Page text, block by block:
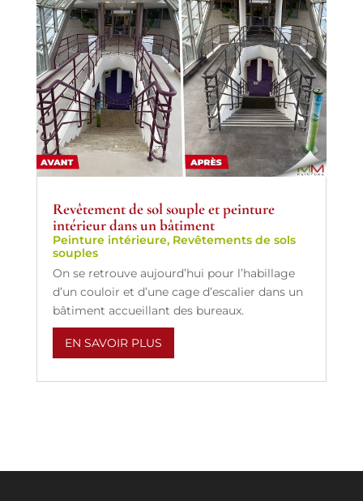
Revêtement de sol souple et peinture
intérieur dans un bâtiment
Peinture intérieure, Revêtements de sols
souples
On se retrouve aujourd’hui pour l’habillage
d’un couloir et d’une cage d’escalier dans un
bâtiment accueillant des bureaux.
EN SAVOIR PLUS